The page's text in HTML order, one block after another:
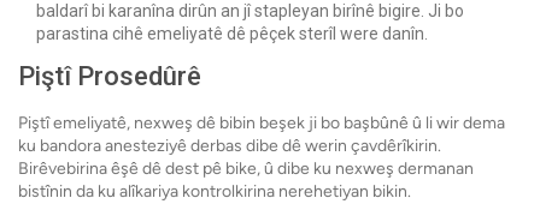
baldarî bi karanîna dirûn an jî stapleyan birînê bigire. Ji bo
parastina cihê emeliyatê dê pêçek sterîl were danîn.
Piştî Prosedûrê
Piştî emeliyatê, nexweş dê bibin beşek ji bo başbûnê û li wir dema
ku bandora anesteziyê derbas dibe dê werin çavdêrîkirin.
Birêvebirina êşê dê dest pê bike, û dibe ku nexweş dermanan
bistînin da ku alîkariya kontrolkirina nerehetiyan bikin.